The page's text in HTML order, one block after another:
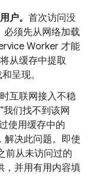
户。 首次访问没
须先从网络加载
Worker 才能
从缓存中提取
呈现。
互联网接入不稳
我们找不到该网
使用缓存中的
解决此问题。即使
前从未访问过的
，并用有用内容填